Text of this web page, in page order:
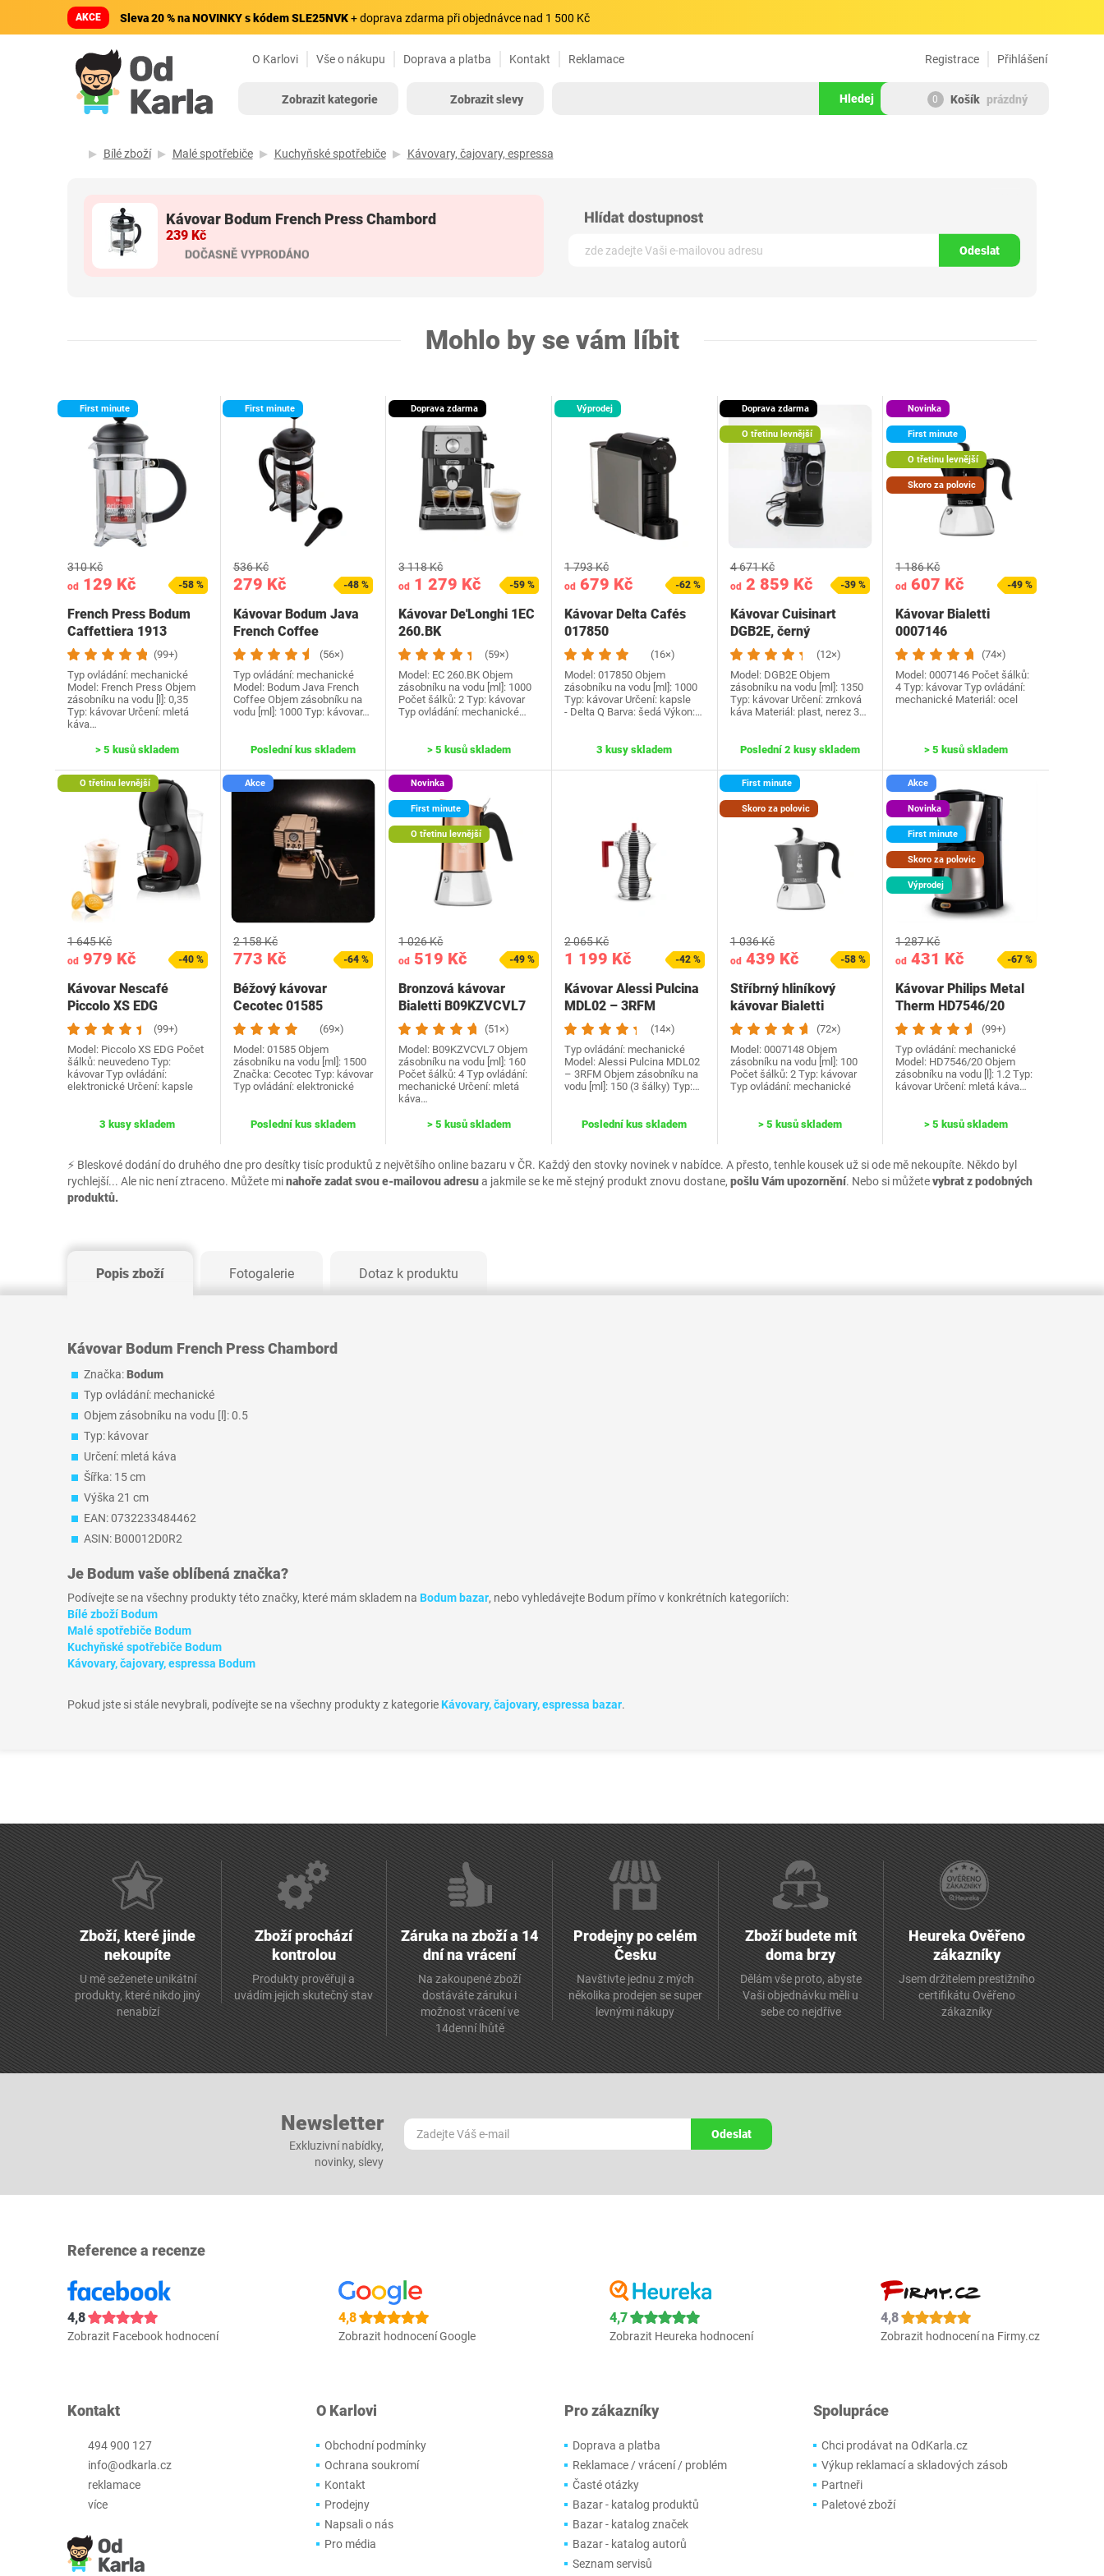
AKCE Sleva 20 % na NOVINKY s kódem SLE25NVK+ doprava zdarma při objednávce nad 1 500 Kč
O Karlovi Vše o nákupu Doprava a platba Kontakt Reklamace Přihlášení
Registrace
Zobrazit kategorie Zobrazit slevy Hledej 0 Košík prázdný
Bílé zboží Malé spotřebiče Kuchyňské spotřebiče Kávovary, čajovary, espressa
Kávovar Bodum French Press Chambord
⚡ Bleskové dodání do druhého dne pro desítky tisíc produktů z největšího online bazaru v ČR. Každý den stovky novinek v nabídce. A přesto, tenhle kousek už si ode mě nekoupíte. Někdo byl
rychlejší... Ale nic není ztraceno. Můžete minahoře zadat svou e-mailovou adresua jakmile se ke mě stejný produkt znovu dostane, pošlu Vám upozornění. Nebo si můžetevybrat z podobných
produktů.
239 Kč
Odeslat
Mohlo by se vám líbit
First minute
od 129 Kč
310 Kč
-58 %
French Press Bodum
Caffettiera 1913
(99+)
Typ ovládání: mechanické
Model: French Press Objem
zásobníku na vodu [l]: 0,35
Typ: kávovar Určení: mletá
káva…
> 5 kusů skladem
First minute
279 Kč
536 Kč
-48 %
Kávovar Bodum Java
French Coffee
(56×)
Typ ovládání: mechanické
Model: Bodum Java French
Coffee Objem zásobníku na
vodu [ml]: 1000 Typ: kávovar…
Poslední kus skladem
Doprava zdarma
od 1 279 Kč
3 118 Kč
-59 %
Kávovar De'Longhi 1EC
260.BK
(59×)
Model: EC 260.BK Objem
zásobníku na vodu [ml]: 1000
Počet šálků: 2 Typ: kávovar
Typ ovládání: mechanické…
> 5 kusů skladem
Výprodej
od679 Kč
1 793 Kč
-62 %
Kávovar Delta Cafés
017850
(16×)
Model: 017850 Objem
zásobníku na vodu [ml]: 1000
Typ: kávovar Určení: kapsle
- Delta Q Barva: šedá Výkon:…
3 kusy skladem
Doprava zdarma
O třetinu levnější
od2 859 Kč
4 671 Kč
-39 %
Kávovar Cuisinart
DGB2E, černý
(12×)
Model: DGB2E Objem
zásobníku na vodu [ml]: 1350
Typ: kávovar Určení: zrnková
káva Materiál: plast, nerez 3…
Poslední 2 kusy skladem
Novinka
First minute
O třetinu levnější
Skoro za polovic
od 607 Kč
1 186 Kč
-49 %
Kávovar Bialetti
0007146
(74×)
Model: ‎0007146 Počet šálků:
4 Typ: kávovar Typ ovládání:
mechanické Materiál: ocel
> 5 kusů skladem
O třetinu levnější
od 979 Kč
1 645 Kč
-40 %
Kávovar Nescafé
Piccolo XS EDG
(99+)
Model: Piccolo XS EDG Počet
šálků: neuvedeno Typ:
kávovar Typ ovládání:
elektronické Určení: kapsle
3 kusy skladem
Akce
773 Kč
2 158 Kč
-64 %
Béžový kávovar
Cecotec 01585
(69×)
Model: ‎01585 Objem
zásobníku na vodu [ml]: 1500
Značka: Cecotec Typ: kávovar
Typ ovládání: elektronické
Poslední kus skladem
Novinka
First minute
O třetinu levnější
od 519 Kč
1 026 Kč
-49 %
Bronzová kávovar
Bialetti B09KZVCVL7
(51×)
Model: B09KZVCVL7 Objem
zásobníku na vodu [ml]: 160
Počet šálků: 4 Typ ovládání:
mechanické Určení: mletá
káva…
> 5 kusů skladem
1 199 Kč
2 065 Kč
-42 %
Kávovar Alessi Pulcina
MDL02 – 3RFM
(14×)
Typ ovládání: mechanické
Model: Alessi Pulcina MDL02
– 3RFM Objem zásobníku na
vodu [ml]: 150 (3 šálky) Typ:…
Poslední kus skladem
First minute
Skoro za polovic
od439 Kč
1 036 Kč
-58 %
Stříbrný hliníkový
kávovar Bialetti
(72×)
Model: 0007148 Objem
zásobníku na vodu [ml]: 100
Počet šálků: 2 Typ: kávovar
Typ ovládání: mechanické
> 5 kusů skladem
Akce
Novinka
First minute
Skoro za polovic
Výprodej
od 431 Kč
1 287 Kč
-67 %
Kávovar Philips Metal
Therm HD7546/20
(99+)
Typ ovládání: mechanické
Model: HD7546/20 Objem
zásobníku na vodu [l]: 1.2 Typ:
kávovar Určení: mletá káva…
> 5 kusů skladem
Popis zboží Fotogalerie Dotaz k produktu
Kávovar Bodum French Press Chambord
Značka:Bodum
Typ ovládání: mechanické
Objem zásobníku na vodu [l]: 0.5
Typ: kávovar
Určení: mletá káva
Šířka: 15 cm
Výška 21 cm
EAN: 0732233484462
ASIN: B00012D0R2
Je Bodum vaše oblíbená značka?
Podívejte se na všechny produkty této značky, které mám skladem na Bodum bazar, nebo vyhledávejte Bodum přímo v konkrétních kategoriích:
Bílé zboží Bodum
Malé spotřebiče Bodum
Kuchyňské spotřebiče Bodum
Kávovary, čajovary, espressa Bodum
Pokud jste si stále nevybrali, podívejte se na všechny produkty z kategorieKávovary, čajovary, espressa bazar.
Zboží, které jinde
nekoupíte
U mě seženete unikátní
produkty, které nikdo jiný
nenabízí
Zboží prochází
kontrolou
Produkty prověřuji a
uvádím jejich skutečný stav
Záruka na zboží a 14
dní na vrácení
Na zakoupené zboží
dostáváte záruku i
možnost vrácení ve
14denní lhůtě
Prodejny po celém
Česku
Navštivte jednu z mých
několika prodejen se super
levnými nákupy
Zboží budete mít
doma brzy
Dělám vše proto, abyste
Vaši objednávku měli u
sebe co nejdříve
Heureka Ověřeno
zákazníky
Jsem držitelem prestižního
certifikátu Ověřeno
zákazníky
Newsletter
Exkluzivní nabídky,
novinky, slevy
Odeslat
Reference a recenze
4,8
Zobrazit Facebook hodnocení
4,8
Zobrazit hodnocení Google
4,7
Zobrazit Heureka hodnocení
4,8
Zobrazit hodnocení na Firmy.cz
Kontakt
494 900 127
info@odkarla.cz
reklamace
více
O Karlovi
Obchodní podmínky
Ochrana soukromí
Kontakt
Prodejny
Napsali o nás
Pro média
Pro zákazníky
Doprava a platba
Reklamace / vrácení / problém
Časté otázky
Bazar - katalog produktů
Bazar - katalog značek
Bazar - katalog autorů
Seznam servisů
Spolupráce
Chci prodávat na OdKarla.cz
Výkup reklamací a skladových zásob
Partneři
Paletové zboží